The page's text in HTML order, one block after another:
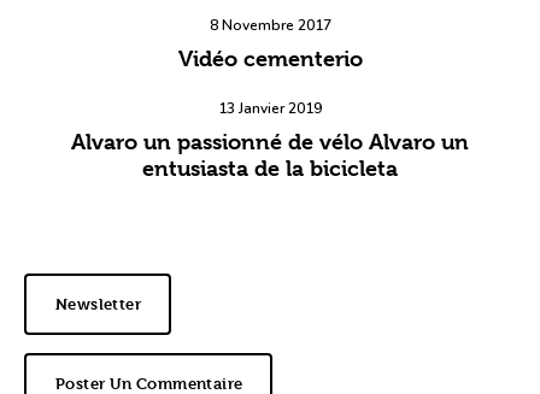
8 Novembre 2017
Vidéo cementerio
13 Janvier 2019
Alvaro un passionné de vélo Alvaro un
entusiasta de la bicicleta
Newsletter
Poster Un Commentaire